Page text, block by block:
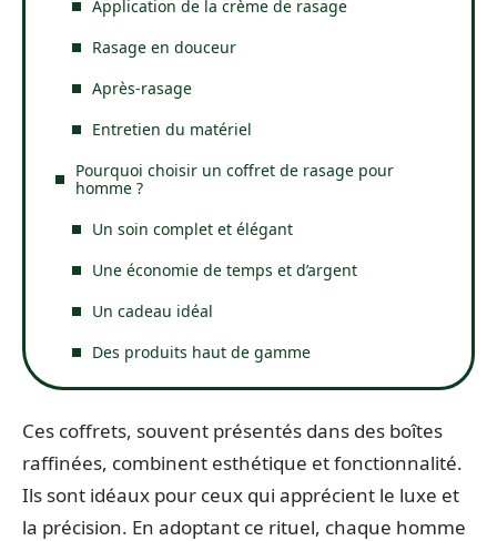
Application de la crème de rasage
Rasage en douceur
Après-rasage
Entretien du matériel
Pourquoi choisir un coffret de rasage pour
homme ?
Un soin complet et élégant
Une économie de temps et d’argent
Un cadeau idéal
Des produits haut de gamme
Ces coffrets, souvent présentés dans des boîtes
raffinées, combinent esthétique et fonctionnalité.
Ils sont idéaux pour ceux qui apprécient le luxe et
la précision. En adoptant ce rituel, chaque homme